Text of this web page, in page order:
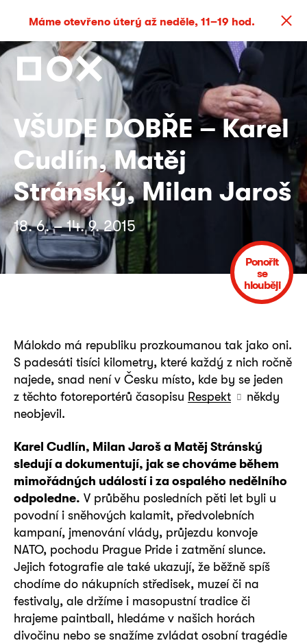
Máme otevřeno úterý až neděle, 11–19 hod.
VŠUDE DOBŘE – Karel
Cudlín, Matěj
Stránský, Milan Jaroš
18. 6. – 14. 9. 2015
Ponořit
se
hlouběji
Málokdo má republiku prozkoumanou tak jako oni.
S padesáti tisíci kilometry, které každý z nich ročně
najede, snad není v Česku místo, kde by se jeden
z těchto fotoreportérů časopisu Respekt
někdy
neobjevil.
Karel Cudlín, Milan Jaroš a Matěj Stránský
sledují a dokumentují, jak se chováme během
mimořádných událostí i za ospalého nedělního
odpoledne. V průběhu posledních pěti let byli u
povodní i sněhových kalamit, předvolebních
kampaní, jmenování vlády, průjezdu konvoje
NATO, pochodu Prague Pride i zatmění slunce.
Jejich fotografie ale také ukazují, že běžně spíš
chodíme do nákupních středisek, muzeí či na
festivaly, ale držíme i masopustní tradice či
hrajeme paintball, hledáme v našich horách
divočinu nebo se snažíme zvládat osobní tragédie